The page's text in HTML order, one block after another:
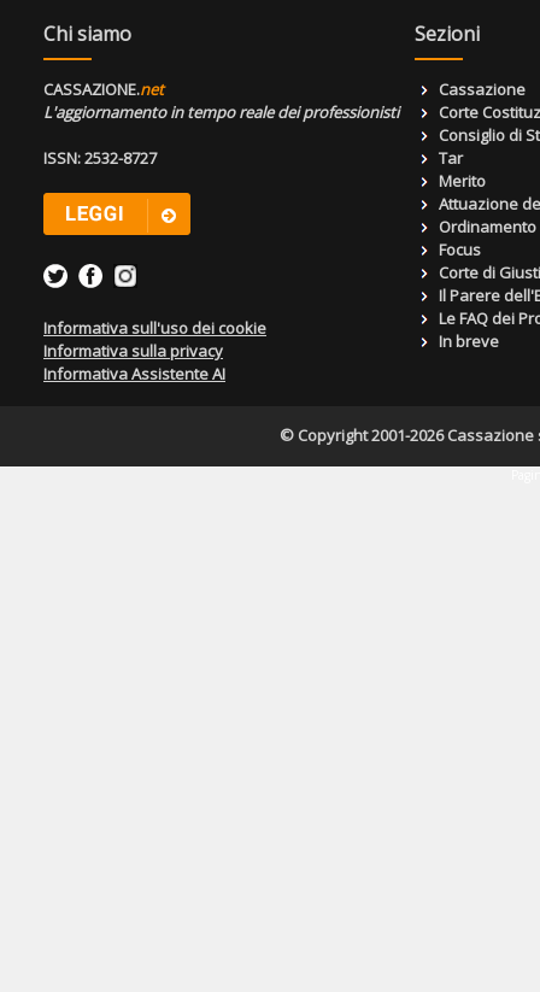
Chi siamo
CASSAZIONE.net
L'aggiornamento in tempo reale dei professionisti
ISSN: 2532-8727
Informativa sull'uso dei cookie
Informativa sulla privacy
Informativa Assistente AI
Sezioni
Cassazione
Corte
Consiglio di
Tar
Merito
Attuazione
Focus
Corte di
Il Parere
Le FAQ dei
In breve
© Copyright 2001-2026 Cassazione